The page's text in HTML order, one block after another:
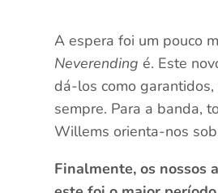
A espera foi um pouco
Neverending é. Este
dá-los como
sempre. Para a banda,
Willems orienta-nos
Finalmente, os nossos